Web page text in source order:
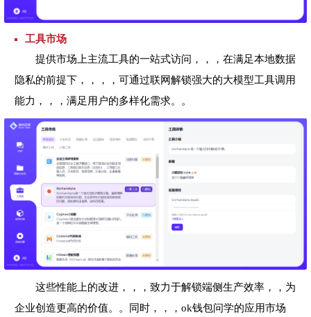
工具市场
提供市场上主流工具的一站式访问，，，在满足本地数据
隐私的前提下，，，，可通过联网解锁强大的大模型工具调用
能力，，，满足用户的多样化需求。。
这些性能上的改进，，，致力于解锁端侧生产效率，，为
企业创造更高的价值。。同时，，，ok钱包问学的应用市场